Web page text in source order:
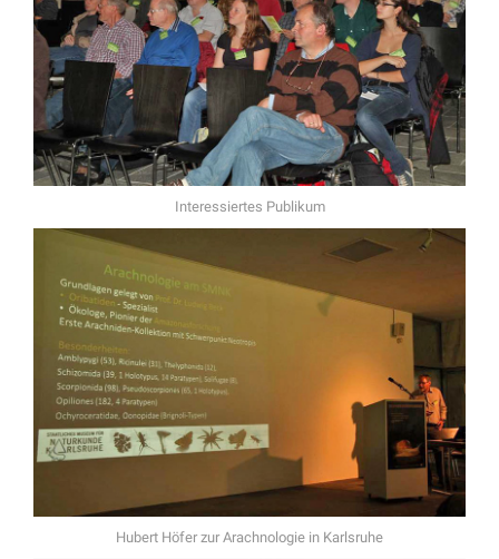
Interessiertes Publikum
Hubert Höfer zur Arachnologie in Karlsruhe